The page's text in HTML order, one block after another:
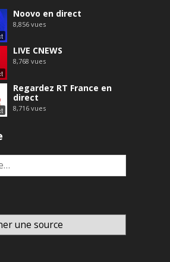
Noovo en direct
8,856 vues
LIVE CNEWS
8,768 vues
Regardez RT France en
direct
8,716 vues